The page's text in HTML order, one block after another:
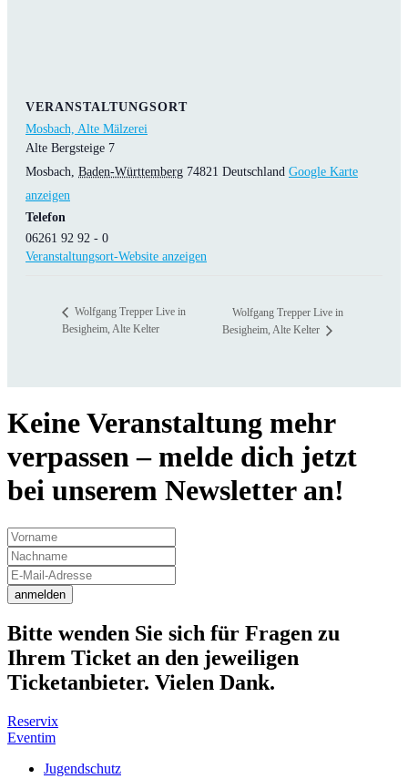
VERANSTALTUNGSORT
Mosbach, Alte Mälzerei
Alte Bergsteige 7
Mosbach Baden-Württemberg 74821 Deutschland Google Karte
anzeigen
Telefon
06261 92 92 - 0
Veranstaltungsort-Website anzeigen
Wolfgang Trepper Live in
Besigheim, Alte Kelter
Wolfgang Trepper Live in
Besigheim, Alte Kelter
Keine Veranstaltung mehr
verpassen – melde dich jetzt
bei unserem Newsletter an!
anmelden
Bitte wenden Sie sich für Fragen zu
Ihrem Ticket an den jeweiligen
Ticketanbieter. Vielen Dank.
Reservix
Eventim
Jugendschutz